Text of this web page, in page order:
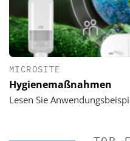
MICROSITE
Hygienemaßnahmen
Lesen Sie